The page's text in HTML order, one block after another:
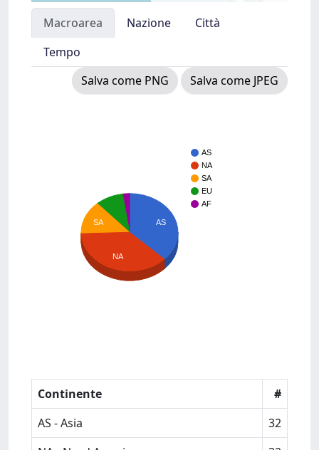
Macroarea Nazione
Città
Tempo
Salva come PNG
Salva come JPEG
AS
NA
SA
EU
AF
AS
SA
NA
Continente
#
AS - Asia
32